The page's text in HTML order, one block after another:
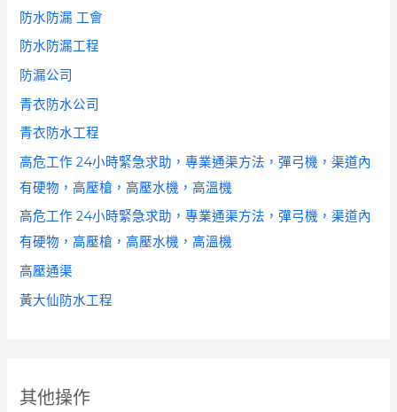
防水防漏 工會
防水防漏工程
防漏公司
青衣防水公司
青衣防水工程
高危工作 24小時緊急求助，專業通渠方法，彈弓機，渠道內
有硬物，高壓槍，高壓水機，高溫機
高危工作 24小時緊急求助，專業通渠方法，彈弓機，渠道內
有硬物，高壓槍，高壓水機，高溫機
高壓通渠
黃大仙防水工程
其他操作